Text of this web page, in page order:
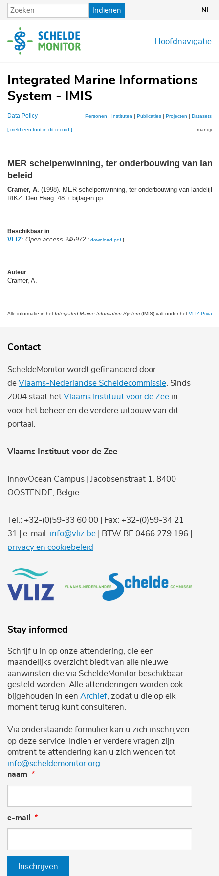
Overslaan
en
de
inhoud
Indienen NL
Hoofdnavigatie
Integrated Marine Informations
System - IMIS
Data Policy Personen | Instituten | Publicaties | Projecten | Datasets
[ meld een fout in dit record ] mandje
MER schelpenwinning, ter onderbouwing van
beleid
Cramer, A. (1998). MER schelpenwinning, ter onderbouwing van landelijk
RIKZ: Den Haag. 48 + bijlagen pp.
Beschikbaar in
VLIZ: Open access 245972 [ download pdf ]
Auteur
Cramer, A.
Alle informatie in het Integrated Marine Information System (IMIS) valt onder het VLIZ Privacy
Contact
ScheldeMonitor wordt gefinancierd door
de Vlaams-Nederlandse Scheldecommissie . Sinds
2004 staat het Vlaams Instituut voor de Zee in
voor het beheer en de verdere uitbouw van dit
portaal.
Vlaams Instituut voor de Zee
InnovOcean Campus | Jacobsenstraat 1, 8400
OOSTENDE, België
Tel.: +32-(0)59-33 60 00 | Fax: +32-(0)59-34 21
31 | e-mail: info@vliz.be | BTW BE 0466.279.196 |
privacy en cookiebeleid
Stay informed
Schrijf u in op onze attendering, die een
maandelijks overzicht biedt van alle nieuwe
aanwinsten die via ScheldeMonitor beschikbaar
gesteld worden. Alle attenderingen worden ook
bijgehouden in een Archief , zodat u die op elk
moment terug kunt consulteren.
Via onderstaande formulier kan u zich inschrijven
op deze service. Indien er verdere vragen zijn
omtrent te attendering kan u zich wenden tot
info@scheldemonitor.org
naam
e-mail
Inschrijven